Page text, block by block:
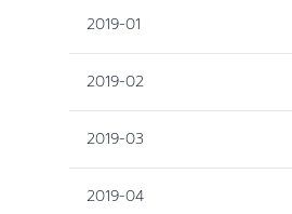
2019-01
2019-02
2019-03
2019-04